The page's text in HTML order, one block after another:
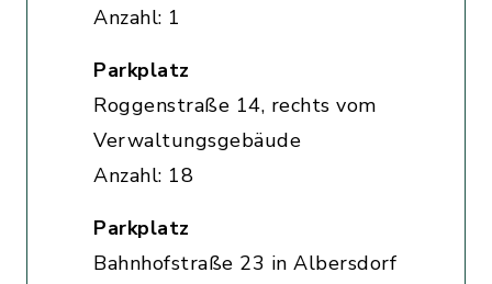
Anzahl: 1
Parkplatz
Roggenstraße 14, rechts vom
Verwaltungsgebäude
Anzahl: 18
Parkplatz
Bahnhofstraße 23 in Albersdorf